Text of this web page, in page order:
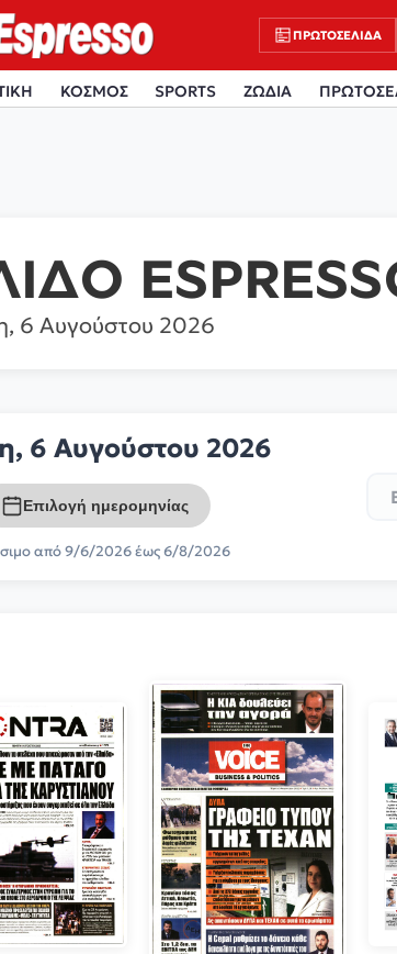
ΠΡΩΤΟΣΈΛΙΔΑ
ΚΟΣΜΟΣ SPORTS ΖΩΔΙΑ
6 Αυγούστου 2026
6 Αυγούστου 2026
Επιλογή ημερομηνίας
από 9/6/2026 έως 6/8/2026